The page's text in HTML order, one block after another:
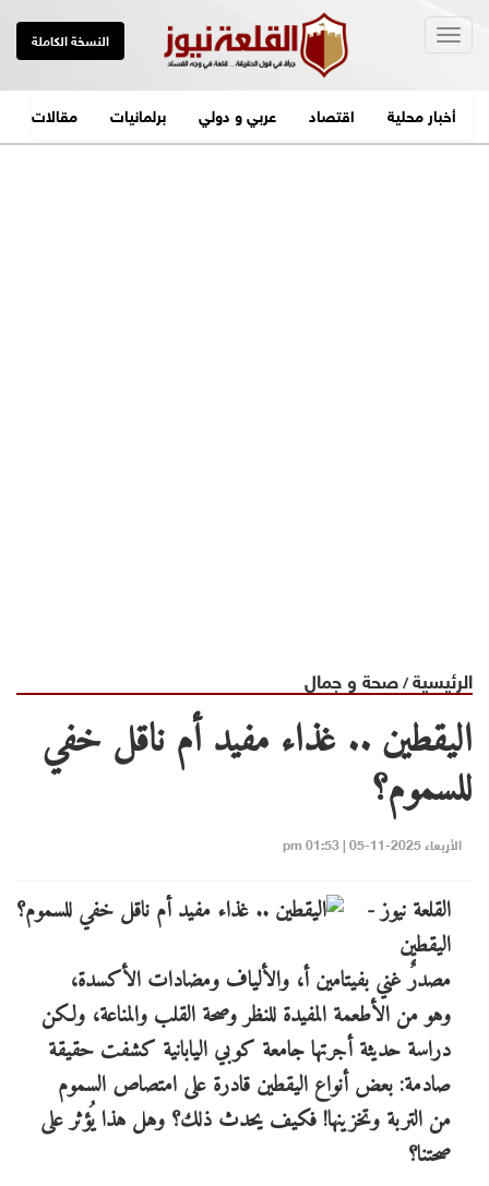
النسخة الكاملة
أخبار محلية اقتصاد عربي و دولي برلمانيات مقالات
الرئيسية/صحة و جمال
اليقطين .. غذاء مفيد أم ناقل خفي
للسموم؟
الأربعاء 2025-11-05 | 01:53 pm
القلعة نيوز -
اليقطين
مصدرٌ غني بفيتامين أ، والألياف ومضادات الأكسدة،
وهو من الأطعمة المفيدة للنظر وصحة القلب والمناعة، ولكن
دراسة حديثة أجرتها جامعة كوبي اليابانية كشفت حقيقة
صادمة: بعض أنواع اليقطين قادرة على امتصاص السموم
من التربة وتخزينها! فكيف يحدث ذلك؟ وهل هذا يُؤثر على
صحتنا؟